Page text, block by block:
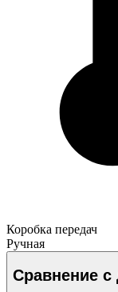
Коробка передач
Ручная
Сравнение